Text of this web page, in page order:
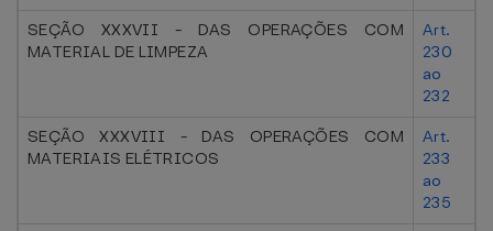
SEÇÃO XXXVII - DAS OPERAÇÕES COM
MATERIAL DE LIMPEZA
Art.
230
ao
232
SEÇÃO XXXVIII - DAS OPERAÇÕES COM
MATERIAIS ELÉTRICOS
Art.
233
ao
235